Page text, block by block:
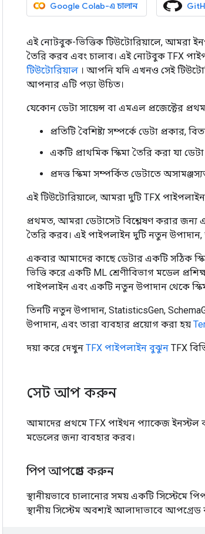
Google Colab-এ চালান
এই নোটবুক-ভিত্তিক টিউটোরিয়ালে, আমরা
তৈরি করব এবং চালাব। এই নোটবুক TFX
টিউটোরিয়াল । আপনি যদি এখনও সেই
আপনার এটি পড়া উচিত।
যেকোন ডেটা সায়েন্স বা এমএল প্রজেক্টের
প্রতিটি বৈশিষ্ট্য সম্পর্কে ডেটা
একটি প্রাথমিক স্কিমা তৈরি করা যা
প্রদত্ত স্কিমা সম্পর্কিত ডেটাতে
এই টিউটোরিয়ালে, আমরা দুটি TFX
প্রথমত, আমরা ডেটাসেট বিশ্লেষণ করার জন্য
তৈরি করব। এই পাইপলাইন দুটি নতুন উপাদান,
একবার আমাদের কাছে ডেটার একটি সঠিক
ভিত্তি করে একটি ML শ্রেণীবিভাগ মডেল
পাইপলাইন এবং একটি নতুন উপাদান থেকে
তিনটি নতুন উপাদান, StatisticsGen,
উপাদান, এবং তারা ব্যবহার প্রয়োগ করা হয়
দয়া করে দেখুন TFX পাইপলাইন বুঝুন TFX
সেট আপ করুন
আমাদের প্রথমে TFX পাইথন প্যাকেজ
মডেলের জন্য ব্যবহার করব।
পিপ আপগ্রেড করুন
স্থানীয়ভাবে চালানোর সময় একটি সিস্টেমে
স্থানীয় সিস্টেম অবশ্যই আলাদাভাবে আপগ্রেড